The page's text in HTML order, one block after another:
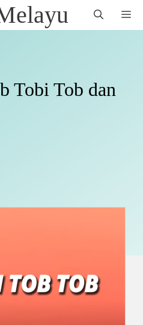
Tobi Tob dan